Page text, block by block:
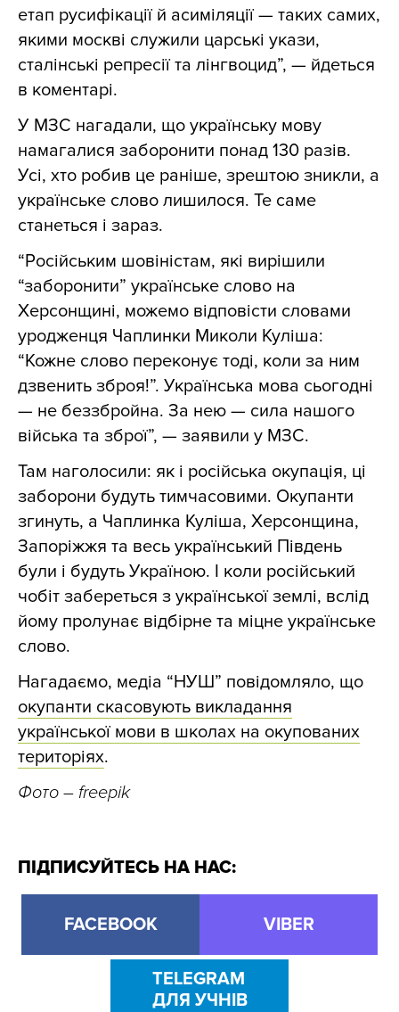
етап русифікації й асиміляції — таких самих,
якими москві служили царські укази,
сталінські репресії та лінгвоцид”, — йдеться
в коментарі.
У МЗС нагадали, що українську мову
намагалися заборонити понад 130 разів.
Усі, хто робив це раніше, зрештою зникли, а
українське слово лишилося. Те саме
станеться і зараз.
“Російським шовіністам, які вирішили
“заборонити” українське слово на
Херсонщині, можемо відповісти словами
уродженця Чаплинки Миколи Куліша:
“Кожне слово переконує тоді, коли за ним
дзвенить зброя!”. Українська мова сьогодні
— не беззбройна. За нею — сила нашого
війська та зброї”, — заявили у МЗС.
Там наголосили: як і російська окупація, ці
заборони будуть тимчасовими. Окупанти
згинуть, а Чаплинка Куліша, Херсонщина,
Запоріжжя та весь український Південь
були і будуть Україною. І коли російський
чобіт забереться з української землі, вслід
йому пролунає відбірне та міцне українське
слово.
Нагадаємо, медіа “НУШ” повідомляло, що
окупанти скасовують викладання
української мови в школах на окупованих
територіях.
Фото – freepik
ПІДПИСУЙТЕСЬ НА НАС:
FACEBOOK VIBER
TELEGRAM
ДЛЯ УЧНІВ